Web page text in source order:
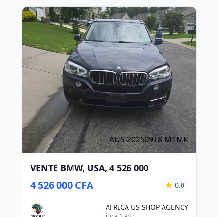
AUS-20250918-MTMK
VENTE BMW, USA, 4 526 000
4 526 000 CFA 0.0
AFRICA US SHOP AGENCY